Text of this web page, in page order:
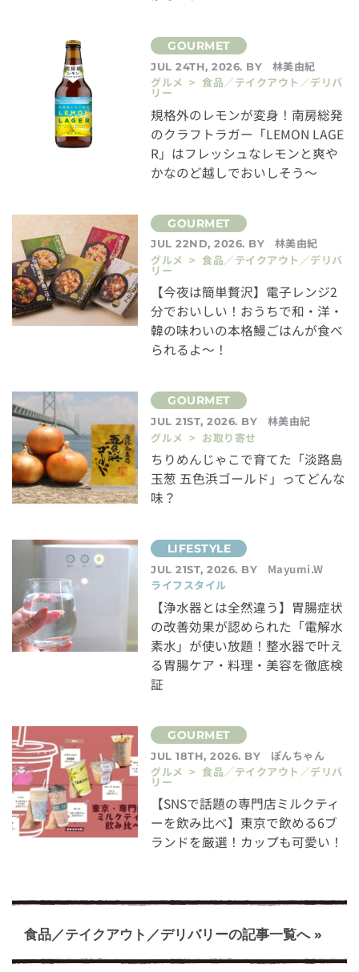
JUL 24TH, 2026. BY
林美由紀
グルメ > 食品／テイクアウト／デリバ
リー
規格外のレモンが変身！南房総発
のクラフトラガー「LEMON LAGE
R」はフレッシュなレモンと爽や
かなのど越しでおいしそう～
JUL 22ND, 2026. BY
林美由紀
グルメ > 食品／テイクアウト／デリバ
リー
【今夜は簡単贅沢】電子レンジ2
分でおいしい！おうちで和・洋・
韓の味わいの本格鰻ごはんが食べ
られるよ～！
JUL 21ST, 2026. BY
林美由紀
グルメ > お取り寄せ
ちりめんじゃこで育てた「淡路島
玉葱 五色浜ゴールド」ってどんな
味？
JUL 21ST, 2026. BY
Mayumi.W
ライフスタイル
【浄水器とは全然違う】胃腸症状
の改善効果が認められた「電解水
素水」が使い放題！整水器で叶え
る胃腸ケア・料理・美容を徹底検
証
JUL 18TH, 2026. BY
ぽんちゃん
グルメ > 食品／テイクアウト／デリバ
リー
【SNSで話題の専門店ミルクティ
ーを飲み比べ】東京で飲める6ブ
ランドを厳選！カップも可愛い！
食品／テイクアウト／デリバリーの記事一覧へ »